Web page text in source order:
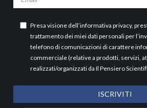
Presa visione dell’informativa privacy,
trattamento dei miei dati personali per
telefono di comunicazioni di carattere
commerciale (relative a prodotti, servizi,
realizzati/organizzati da Il Pensiero
ISCRIVITI